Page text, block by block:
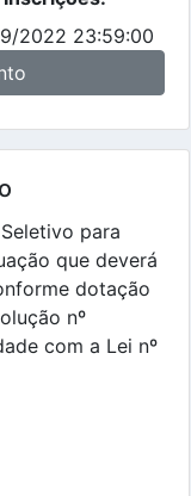
2022 23:59:00
para
que deverá
dotação
nº
com a Lei nº